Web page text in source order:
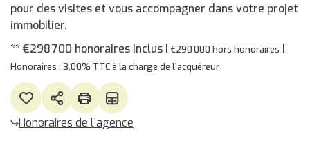
pour des visites et vous accompagner dans votre projet
immobilier.
** €298 700 honoraires inclus €290 000 hors honoraires
Honoraires : 3.00% TTC à la charge de l'acquéreur
Honoraires de l'agence